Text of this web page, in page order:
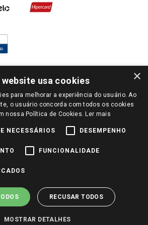
SUA REGIÃO, FAÇA LOGIN E SELECIONE A LOJA DE
APÓS O LOGIN, OS PREÇOS DA SUA REGIÃO OU
LOJA SERÃO CARREGADOS.
COMERCIAIS DESTE SITE SÃO VÁLIDOS APENAS
NO GIASSI.COM.BR E NA LOJA SELECIONADA
ONLINE DIVULGADOS NO SITE PREVALECEM ANTE
E SITES DE BUSCAS.
TODOS OS DIREITOS RESERVADOS.
×
website usa cookies
para melhorar a experiência do usuário. Ao
o usuário concorda com todos os cookies
nossa Política de Cookies. Ler mais
NECESSÁRIOS DESEMPENHO
FUNCIONALIDADE
RECUSAR TODOS
MOSTRAR DETALHES